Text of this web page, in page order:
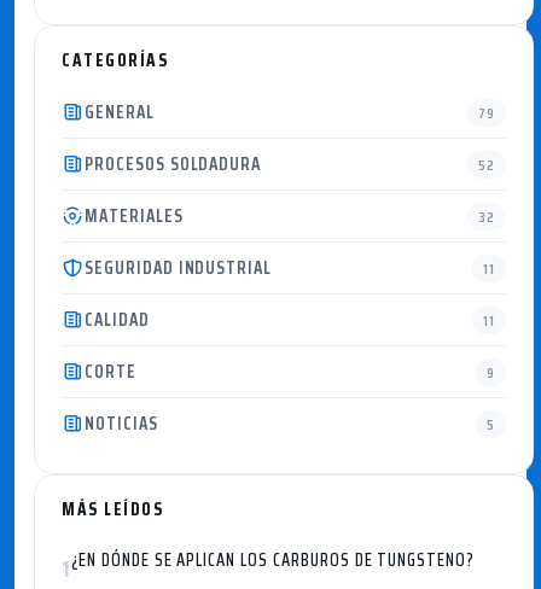
CATEGORÍAS
GENERAL
79
PROCESOS SOLDADURA 52
MATERIALES 32
SEGURIDAD INDUSTRIAL 11
CALIDAD 11
CORTE 9
NOTICIAS 5
MÁS LEÍDOS
1¿EN DÓNDE SE APLICAN LOS CARBUROS DE TUNGSTENO?